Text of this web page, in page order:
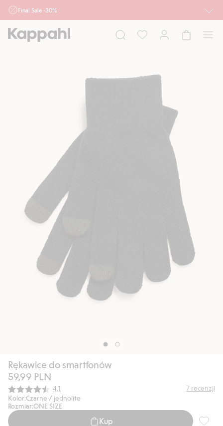
Final Sale -30%
działu outlet do 10.8 w sklepach Kappahl i Newbie oraz na kappahl.com. Ofert
nie łączymy
Rękawice do smartfonów
59,99 PLN
Średnia ocena:
4.1 7 recenzji
Kolor:Czarne / jednolite
Rozmiar:ONE SIZE
Kup